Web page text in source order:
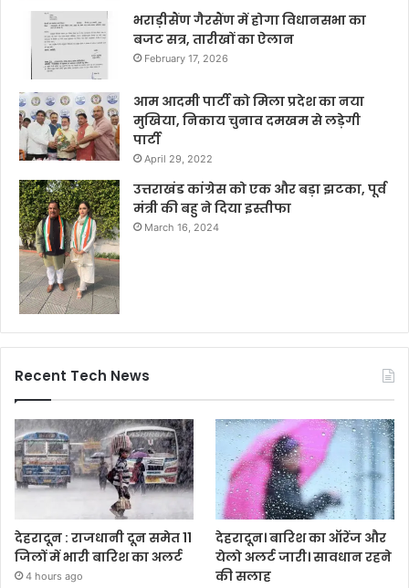
भराड़ीसैंण गैरसैंण में होगा विधानसभा का
बजट सत्र, तारीखों का ऐलान
February 17, 2026
आम आदमी पार्टी को मिला प्रदेश का नया
मुखिया, निकाय चुनाव दमखम से लड़ेगी
पार्टी
April 29, 2022
उत्तराखंड कांग्रेस को एक और बड़ा झटका, पूर्व
मंत्री की बहु ने दिया इस्तीफा
March 16, 2024
Recent Tech News
देहरादून : राजधानी दून समेत 11
जिलों में भारी बारिश का अलर्ट
4 hours ago
देहरादून। बारिश का ऑरेंज और
येलो अलर्ट जारी। सावधान रहने
की सलाह